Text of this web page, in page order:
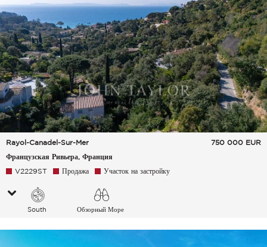
Rayol-Canadel-Sur-Mer
Французская Ривьера, Франция
750 000 EUR
V2229ST Продажа Участок на застройку
South Обзорный Море